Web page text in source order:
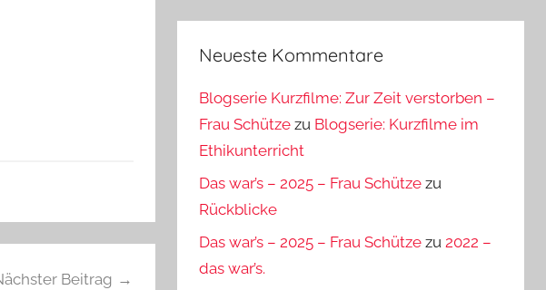
Beitrag
Neueste Kommentare
Blogserie Kurzfilme: Zur Zeit verstorben –
Frau Schütze zu Blogserie: Kurzfilme im
Ethikunterricht
Das war’s – 2025 – Frau Schütze zu
Rückblicke
Das war’s – 2025 – Frau Schütze zu 2022 –
das war’s.